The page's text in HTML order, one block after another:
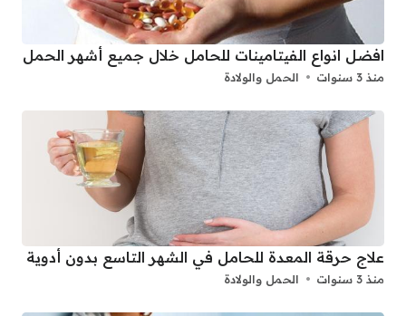
افضل انواع الفيتامينات للحامل خلال جميع أشهر الحمل
منذ 3 سنوات الحمل والولادة
علاج حرقة المعدة للحامل في الشهر التاسع بدون أدوية
منذ 3 سنوات الحمل والولادة